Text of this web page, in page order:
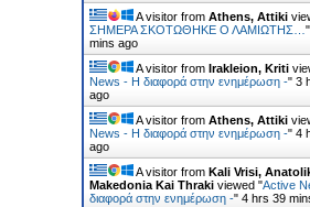
A visitor from Athens, Attiki
ΣΗΜΕΡΑ ΣΚΟΤΩΘΗΚΕ Ο ΛΑΜΙΩΤΗΣ… "
mins ago
A visitor from Irakleion, Kriti
News - Η διαφορά στην ενημέρωση -" 3
ago
A visitor from Athens, Attiki
News - Η διαφορά στην ενημέρωση -" 4
ago
A visitor from Kali Vrisi,
Makedonia Kai Thraki viewed "Active
διαφορά στην ενημέρωση -" 4 hrs 39